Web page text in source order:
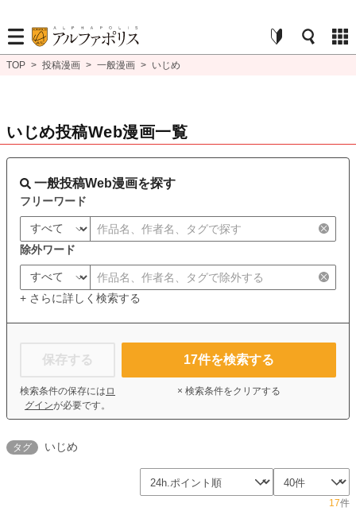
TOP > 投稿漫画 > 一般漫画 > いじめ
いじめ投稿Web漫画一覧
一般投稿Web漫画を探す
フリーワード
除外ワード
+ さらに詳しく検索する
保存する
検索条件の保存には ロ
グインが必要です。
17件を検索する
× 検索条件をクリアする
タグ いじめ
17件